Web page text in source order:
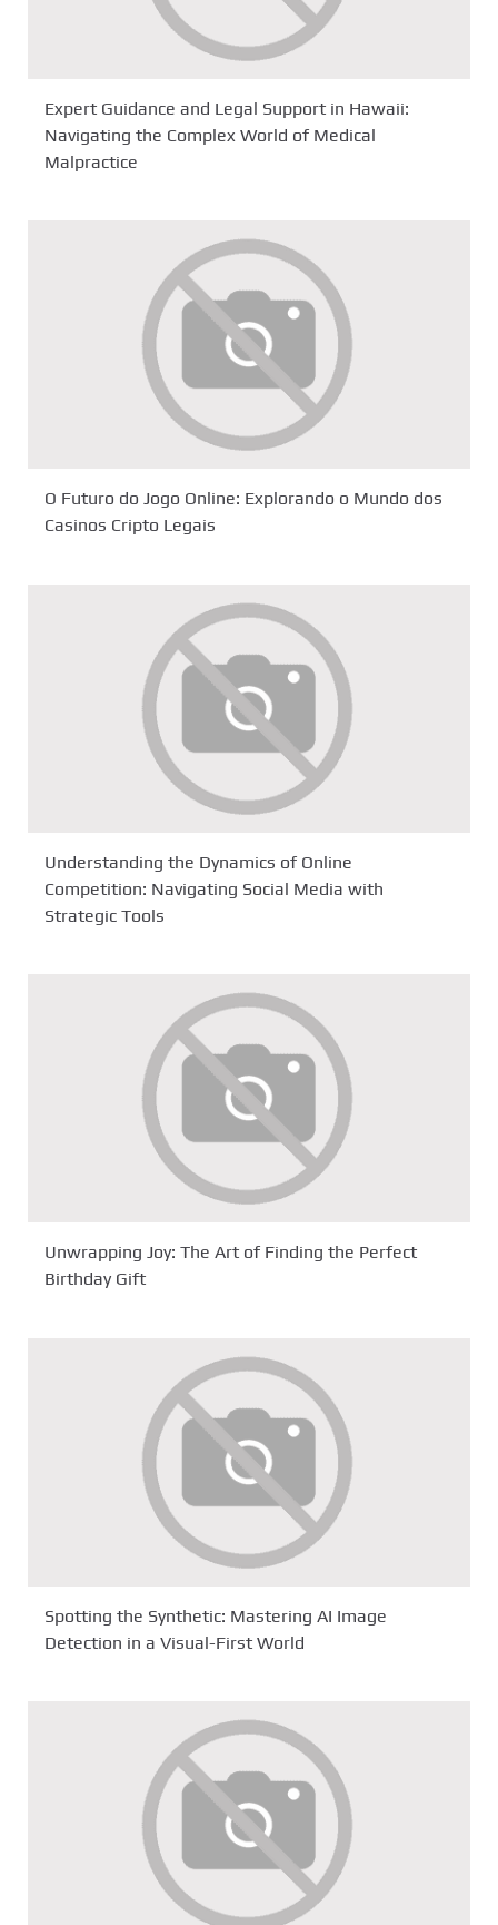
Expert Guidance and Legal Support in Hawaii:
Navigating the Complex World of Medical
Malpractice
O Futuro do Jogo Online: Explorando o Mundo dos
Casinos Cripto Legais
Understanding the Dynamics of Online
Competition: Navigating Social Media with
Strategic Tools
Unwrapping Joy: The Art of Finding the Perfect
Birthday Gift
Spotting the Synthetic: Mastering AI Image
Detection in a Visual-First World